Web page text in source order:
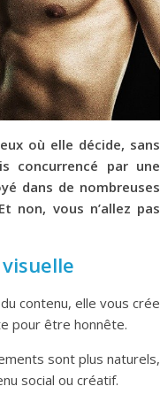
où elle décide, sans
concurrencé par une
dans de nombreuses
non, vous n’allez pas
contenu, elle vous crée
pour être honnête.
sont plus naturels,
social ou créatif.